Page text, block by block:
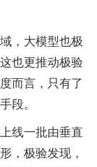
，大模型也极
也更推动极验
而言，只有了
段。
线一批由垂直
，极验发现，